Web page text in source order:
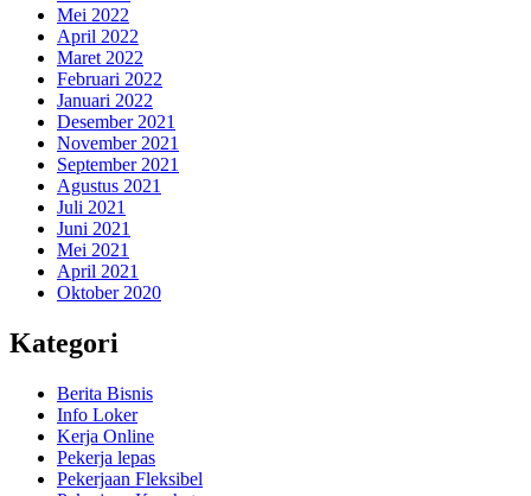
Mei 2022
April 2022
Maret 2022
Februari 2022
Januari 2022
Desember 2021
November 2021
September 2021
Agustus 2021
Juli 2021
Juni 2021
Mei 2021
April 2021
Oktober 2020
Kategori
Berita Bisnis
Info Loker
Kerja Online
Pekerja lepas
Pekerjaan Fleksibel